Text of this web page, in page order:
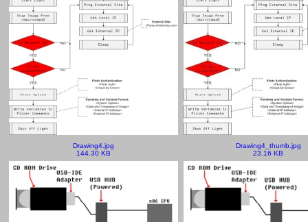
Drawing4.jpg
144.30 KB
Drawing4_thumb.jpg
23.16 KB